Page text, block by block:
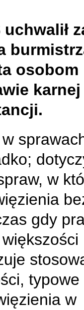
osobom
karnej
w
gdy
typowe
w